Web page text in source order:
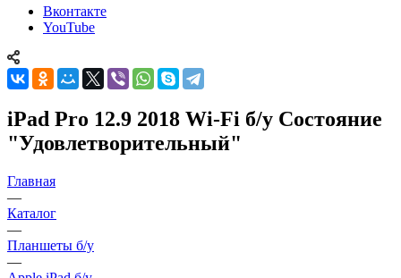
Вконтакте
YouTube
iPad Pro 12.9 2018 Wi-Fi б/у Состояние
"Удовлетворительный"
Главная
—
Каталог
—
Планшеты б/у
—